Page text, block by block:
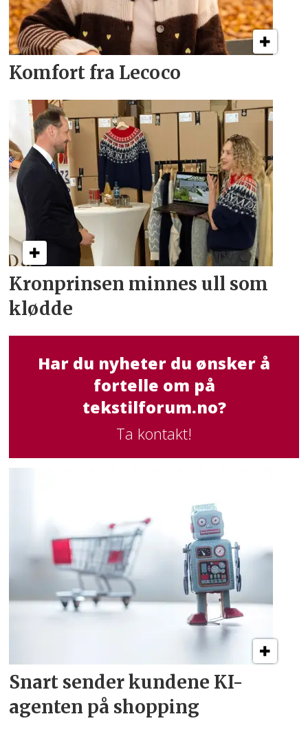
Komfort fra Lecoco
Kronprinsen minnes ull som
klødde
Har du nyheter du ønsker å
fortelle om på
tekstilforum.no?
Ta kontakt!
Snart sender kundene KI-
agenten på shopping